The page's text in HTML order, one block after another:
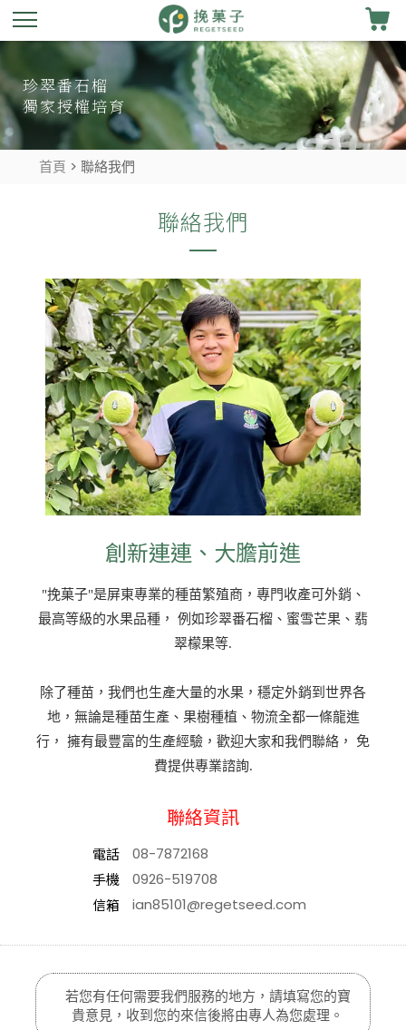
珍翠番石榴
獨家授權培育
首頁 > 聯絡我們
聯絡我們
創新連連、大膽前進
"挽菓子"是屏東專業的種苗繁殖商，專門收產可外銷、
最高等級的水果品種， 例如珍翠番石榴、蜜雪芒果、翡
翠檬果等.
除了種苗，我們也生產大量的水果，穩定外銷到世界各
地，無論是種苗生產、果樹種植、物流全都一條龍進
行， 擁有最豐富的生產經驗，歡迎大家和我們聯絡， 免
費提供專業諮詢.
聯絡資訊
電話
08-7872168
手機
0926-519708
信箱
ian85101@regetseed.com
若您有任何需要我們服務的地方，請填寫您的寶
貴意見， 收到您的來信後將由專人為您處理。